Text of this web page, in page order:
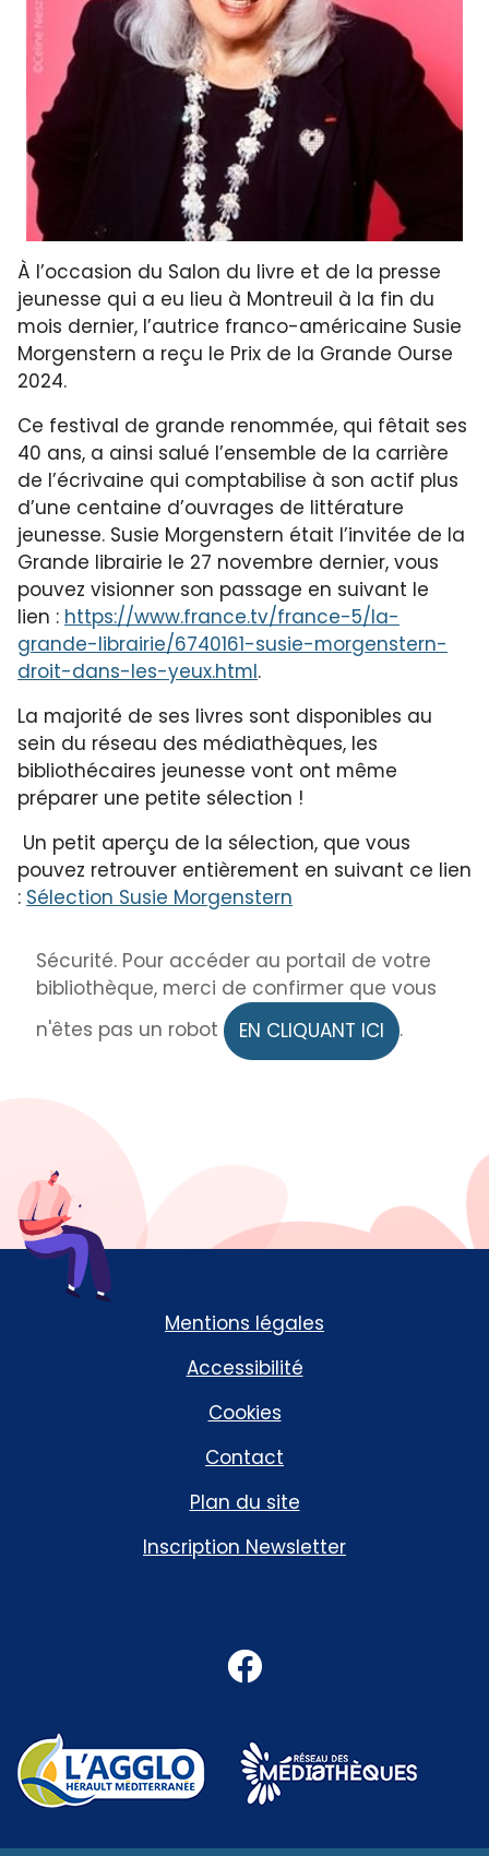
À l’occasion du Salon du livre et de la presse
jeunesse qui a eu lieu à Montreuil à la fin du
mois dernier, l’autrice franco-américaine Susie
Morgenstern a reçu le Prix de la Grande Ourse
2024.
Ce festival de grande renommée, qui fêtait ses
40 ans, a ainsi salué l’ensemble de la carrière
de l’écrivaine qui comptabilise à son actif plus
d’une centaine d’ouvrages de littérature
jeunesse. Susie Morgenstern était l’invitée de la
Grande librairie le 27 novembre dernier, vous
pouvez visionner son passage en suivant le
lien : https://www.france.tv/france-5/la-
grande-librairie/6740161-susie-morgenstern-
droit-dans-les-yeux.html.
La majorité de ses livres sont disponibles au
sein du réseau des médiathèques, les
bibliothécaires jeunesse vont ont même
préparer une petite sélection !
Un petit aperçu de la sélection, que vous
pouvez retrouver entièrement en suivant ce lien
: Sélection Susie Morgenstern
Sécurité. Pour accéder au portail de votre
bibliothèque, merci de confirmer que vous
n'êtes pas un robot
EN CLIQUANT ICI .
Mentions légales
Accessibilité
Cookies
Contact
Plan du site
Inscription Newsletter